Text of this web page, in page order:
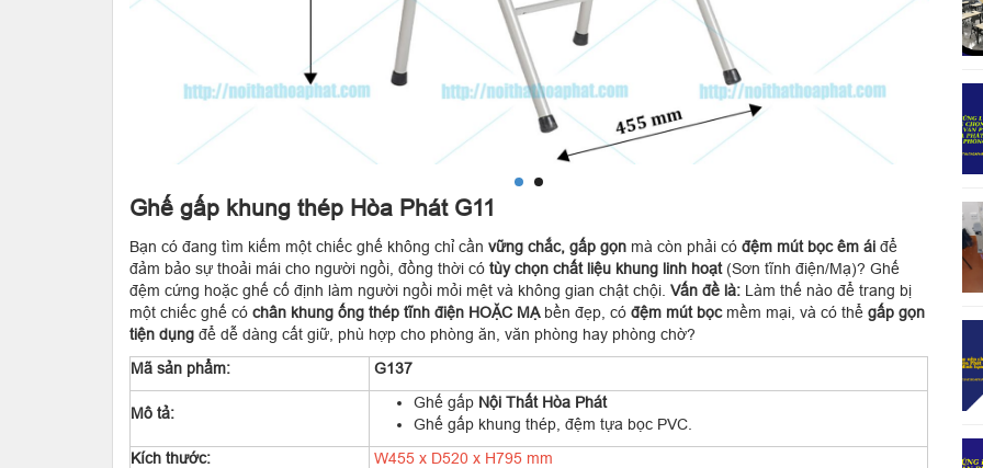
Ghế gấp khung thép Hòa Phát G11
Bạn có đang tìm kiếm một chiếc ghế không chỉ cần vững chắc, gấp gọn mà còn phải có đệm mút bọc êm ái để
đảm bảo sự thoải mái cho người ngồi, đồng thời có tùy chọn chất liệu khung linh hoạt(Sơn tĩnh điện/Mạ)? Ghế
đệm cứng hoặc ghế cố định làm người ngồi mỏi mệt và không gian chật chội. Vấn đề là: Làm thế nào để trang bị
một chiếc ghế có chân khung ống thép tĩnh điện HOẶC MẠbền đẹp, có đệm mút bọcmềm mại, và có thể gấp gọn
tiện dụng để dễ dàng cất giữ, phù hợp cho phòng ăn, văn phòng hay phòng chờ?
Mã sản phẩm:
G137
Mô tả:
Ghế gấp Nội Thất Hòa Phát
Ghế gấp khung thép, đệm tựa bọc PVC.
Kích thước:
W455 x D520 x H795 mm